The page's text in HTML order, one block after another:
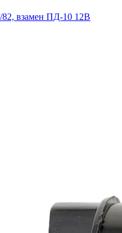
82, взамен ПД-10 12В